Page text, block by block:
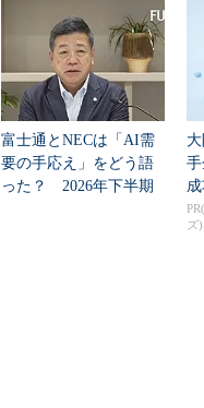
富士通とNECは「AI需
要の手応え」をどう語
った？ 2026年下半期
ズ)